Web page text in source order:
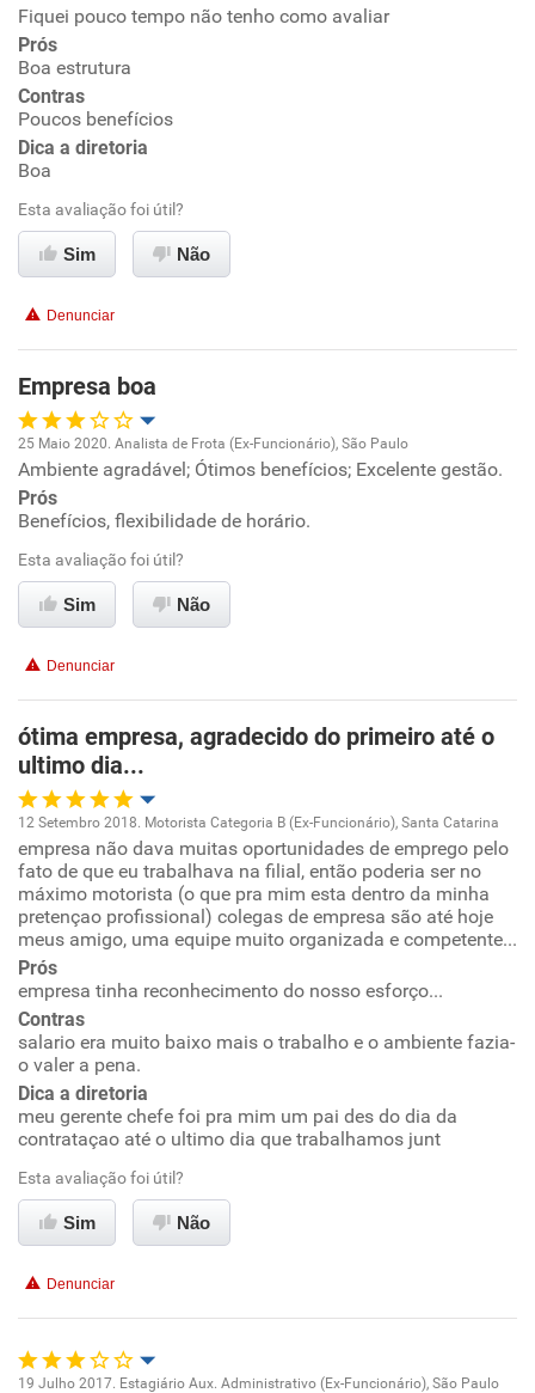
Oportunidade de promoção
Ambiente de trabalho
Conciliação com a vida familiar
Recomenda esta empresa
Fiquei pouco tempo não tenho como avaliar
Prós
Boa estrutura
Contras
Poucos benefícios
Dica a diretoria
Boa
Esta avaliação foi útil?
Sim Não
Denunciar
Empresa boa
Oportunidade de promoção
Ambiente de trabalho
Conciliação com a vida familiar
Recomenda a diretoria
25 Maio 2020. Analista de Frota (Ex-Funcionário), São Paulo
Ambiente agradável; Ótimos benefícios; Excelente gestão.
Prós
Benefícios, flexibilidade de horário.
Esta avaliação foi útil?
Sim Não
Denunciar
ótima empresa, agradecido do primeiro até o
ultimo dia...
Oportunidade de promoção
Ambiente de trabalho
Conciliação com a vida familiar
Benefícios
Recomenda esta empresa
Recomenda a diretoria
12 Setembro 2018. Motorista Categoria B (Ex-Funcionário), Santa Catarina
empresa não dava muitas oportunidades de emprego pelo
fato de que eu trabalhava na filial, então poderia ser no
máximo motorista (o que pra mim esta dentro da minha
pretençao profissional) colegas de empresa são até hoje
meus amigo, uma equipe muito organizada e competente...
Prós
empresa tinha reconhecimento do nosso esforço...
Contras
salario era muito baixo mais o trabalho e o ambiente fazia-
o valer a pena.
Dica a diretoria
meu gerente chefe foi pra mim um pai des do dia da
contrataçao até o ultimo dia que trabalhamos junt
Esta avaliação foi útil?
Sim Não
Denunciar
19 Julho 2017. Estagiário Aux. Administrativo (Ex-Funcionário), São Paulo